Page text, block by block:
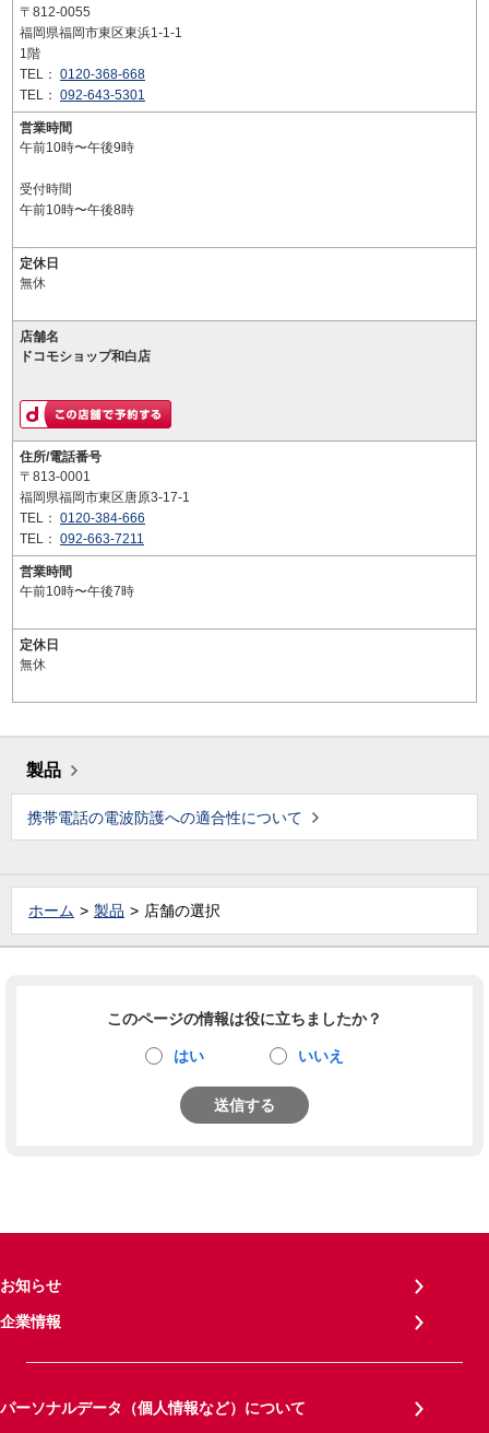
〒812-0055
福岡県福岡市東区東浜1-1-1
1階
TEL： 0120-368-668
TEL： 092-643-5301
営業時間
午前10時〜午後9時
受付時間
午前10時〜午後8時
定休日
無休
店舗名
ドコモショップ和白店
住所/電話番号
〒813-0001
福岡県福岡市東区唐原3-17-1
TEL： 0120-384-666
TEL： 092-663-7211
営業時間
午前10時〜午後7時
定休日
無休
製品
携帯電話の電波防護への適合性について
ホーム 製品 店舗の選択
このページの情報は役に立ちましたか？
はい いいえ
送信する
お知らせ
企業情報
パーソナルデータ（個人情報など）について